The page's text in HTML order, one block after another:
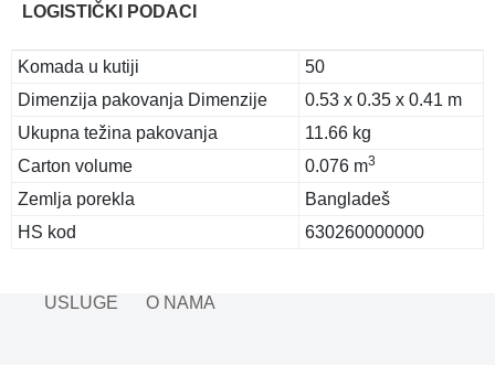
LOGISTIČKI PODACI
Komada u kutiji
50
Dimenzija pakovanja Dimenzije
0.53 x 0.35 x 0.41 m
Ukupna težina pakovanja
11.66 kg
Carton volume
0.076 m3
Zemlja porekla
Bangladeš
HS kod
630260000000
USLUGE O NAMA